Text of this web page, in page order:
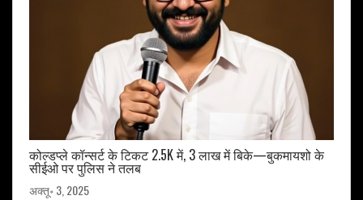
कोल्डप्ले कॉन्सर्ट के टिकट 2.5K में, 3 लाख में बिके—बुकमायशो के
सीईओ पर पुलिस ने तलब
अक्तू॰ 3, 2025